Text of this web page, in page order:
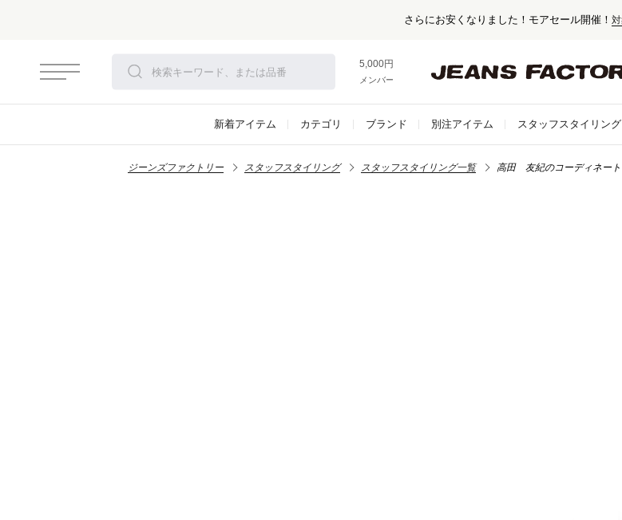
5,000円以上お買い上げで送料無料！
メンバー登録でお得な情報をゲット。さらに詳しく
新着アイテム カテゴリ ブランド 別注アイテム スタッフスタイリング
ジーンズファクトリー スタッフスタイリング スタッフスタイリング一覧 高田 友紀のコーディネート